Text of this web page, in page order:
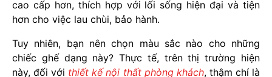
cao cấp hơn, thích hợp với lối sống hiện đại và tiện
hơn cho việc lau chùi, bảo hành.
Tuy nhiên, bạn nên chọn màu sắc nào cho những
chiếc ghế dạng này? Thực tế, trên thị trường hiện
này, đối với thiết kế nội thất phòng khách, thậm chí là